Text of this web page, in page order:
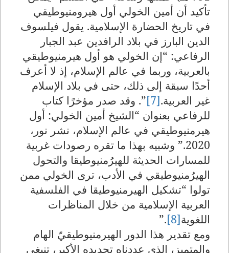
تأكيد أن أمين الخولي أول هيرومنيوطيقي
في تاريخ الحضارة الإسلامية. يقول فيلسوف
الدين البارز في بلاد الرافدين عبد الجبار
الرفاعي: “إن الخولي هو أول هيرمنيوطيقي
بالعربية، وربما في عالم الإسلام، إذ لا أعرف
أحدًا سبقة إلى ذلك، حتى في بلاد الإسلام
غير العربية
.”[7].
وقد صدر مؤخرًا كتاب
للرفاعي بعنوان “الشيخ أمين الخولي: أول
هيرمنيوطيقي في عالم الإسلام، نشر نور،
2020.” وشبيه بهذا ما تقره رصودات غربية
للمسارات الحديثة للهيرُمنيوطيقا والتحول
الهيرُمنيوطيقي في الأدب، ترى الخولي ممن
تولوا “تشكيل الهيرمنيوطيقا في الفلسفية
العربية الإسلامية من خلال المناظرات
اللغوية
”.[8]
ومع تقدير هذا الدور الهيرمنيوطيقيّ الهام
والمتميز، الذي عددناه تجديده الأكبر، تنبغي